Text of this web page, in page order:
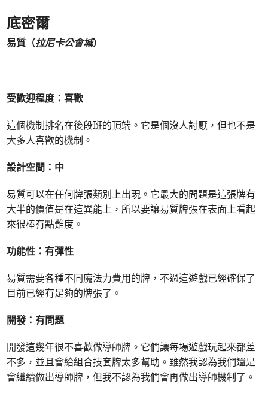
底密爾
易質（拉尼卡公會城）
受歡迎程度：喜歡
這個機制排名在後段班的頂端。它是個沒人討厭，但也不是
大多人喜歡的機制。
設計空間：中
易質可以在任何牌張類別上出現。它最大的問題是這張牌有
大半的價值是在這異能上，所以要讓易質牌張在表面上看起
來很棒有點難度。
功能性：有彈性
易質需要各種不同魔法力費用的牌，不過這遊戲已經確保了
目前已經有足夠的牌張了。
開發：有問題
開發這幾年很不喜歡做導師牌。它們讓每場遊戲玩起來都差
不多，並且會給組合技套牌太多幫助。雖然我認為我們還是
會繼續做出導師牌，但我不認為我們會再做出導師機制了。